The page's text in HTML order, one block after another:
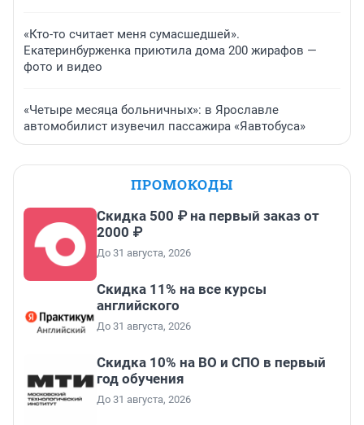
«Кто-то считает меня сумасшедшей».
Екатеринбурженка приютила дома 200 жирафов —
фото и видео
«Четыре месяца больничных»: в Ярославле
автомобилист изувечил пассажира «Яавтобуса»
ПРОМОКОДЫ
Скидка 500 ₽ на первый заказ от
2000 ₽
До 31 августа, 2026
Скидка 11% на все курсы
английского
До 31 августа, 2026
Скидка 10% на ВО и СПО в первый
год обучения
До 31 августа, 2026